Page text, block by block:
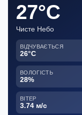
27°C
Чисте Небо
ВІДЧУВАЄТЬСЯ
26°C
ВОЛОГІСТЬ
28%
ВІТЕР
3.74 м/с